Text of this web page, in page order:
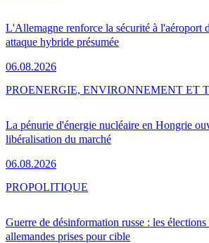
L'Allemagne renforce la sécurité à l'aéroport
attaque hybride présumée
06.08.2026
La pénurie d'énergie nucléaire en Hongrie
libéralisation du marché
06.08.2026
PROENERGIE, ENVIRONNEMENT ET
Guerre de désinformation russe : les
allemandes prises pour cible
PROPOLITIQUE